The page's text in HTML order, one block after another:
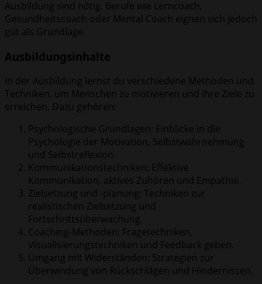
Ausbildung sind nötig. Berufe wie Lerncoach,
Gesundheitscoach oder Mental Coach eignen sich jedoch
gut als Grundlage.
Ausbildungsinhalte
In der Ausbildung lernst du verschiedene Methoden und
Techniken, um Menschen zu motivieren und ihre Ziele zu
erreichen. Dazu gehören:
Psychologische Grundlagen: Einblicke in die
Psychologie der Motivation, Selbstwahrnehmung
und Selbstreflexion.
Kommunikationstechniken: Effektive
Kommunikation, aktives Zuhören und Empathie.
Zielsetzung und -planung: Techniken zur
realistischen Zielsetzung und
Fortschrittsüberwachung.
Coaching-Methoden: Fragetechniken,
Visualisierungstechniken und Feedback geben.
Umgang mit Widerständen: Strategien zur
Überwindung von Rückschlägen und Hindernissen.